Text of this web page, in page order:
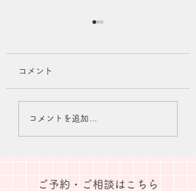
日本獣医皮膚科学会に
て講演しました
コメント
コメントを追加…
​ご予約・ご相談はこちら